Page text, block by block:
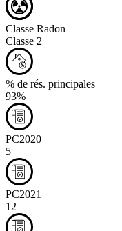
Classe Radon
Classe 2
% de rés. principales
93%
PC2020
5
PC2021
12